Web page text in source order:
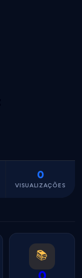
0
VISUALIZAÇÕES
📚